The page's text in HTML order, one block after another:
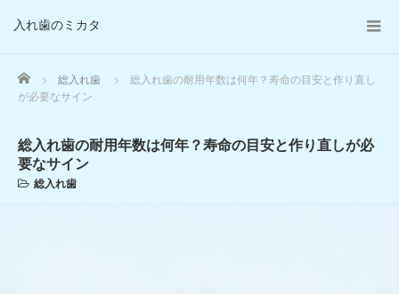
入れ歯のミカタ
Home 総入れ歯
総入れ歯の耐用年数は何年？寿命の目安と作り直し
が必要なサイン
総入れ歯の耐用年数は何年？寿命の目安と作り直しが必
要なサイン
総入れ歯